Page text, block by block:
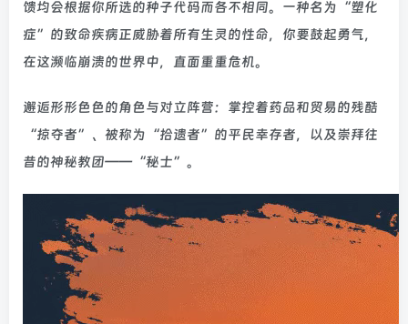
馈均会根据你所选的种子代码而各不相同。一种名为“塑化
症”的致命疾病正威胁着所有生灵的性命，你要鼓起勇气，
在这濒临崩溃的世界中，直面重重危机。
邂逅形形色色的角色与对立阵营：掌控着药品和贸易的残酷
“掠夺者”、被称为“拾遗者”的平民幸存者，以及崇拜往
昔的神秘教团——“秘士”。